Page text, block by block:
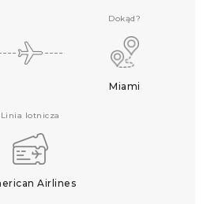
Dokąd?
Miami
Linia lotnicza
Airlines